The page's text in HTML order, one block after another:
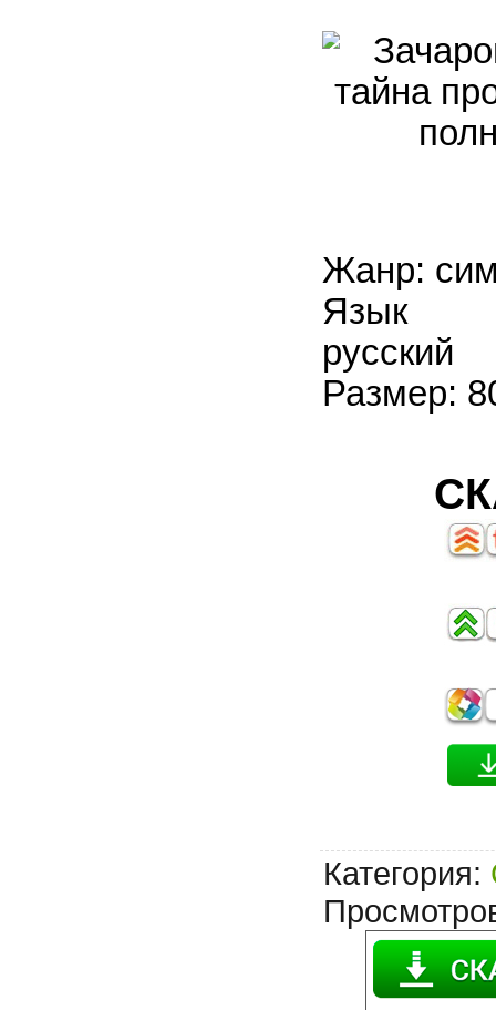
Жанр:
Язык
русский
Размер:
Категория: